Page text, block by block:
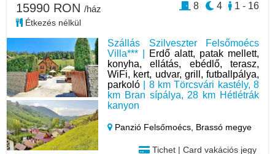
Szállás Szilveszter Felsőmoécs
Villa*** |
Erdő alatt, patak mellett,
konyha, ellátás, ebédlő, terasz,
WiFi, kert, udvar, grill, futballpálya,
parkoló | 8 km Törcsvári kastély, 8
km Bran sípálya, 28 km Hétlétrák
kanyon
Panzió Felsőmoécs, Brassó megye
Tichet | Card vakációs jegy
15990 RON /ház
Étkezés nélkül
1 - 16
4
8